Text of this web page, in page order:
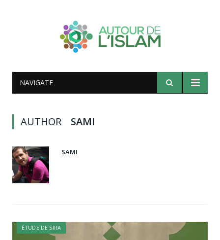
NAVIGATE
AUTHOR SAMI
SAMI
ÉTUDE DE SIRA